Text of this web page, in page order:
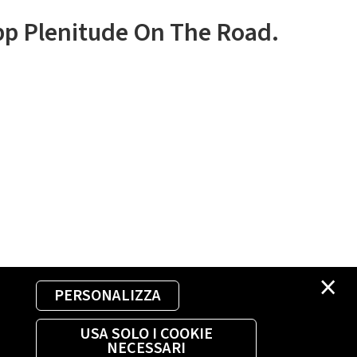
×
PERSONALIZZA
USA SOLO I COOKIE
NECESSARI
Plenitude On The Road.